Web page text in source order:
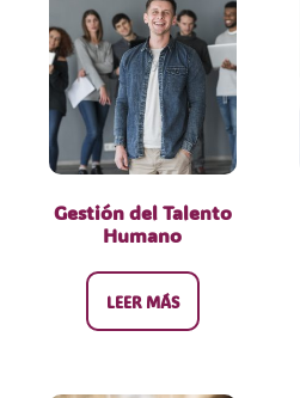
Gestión del Talento
Humano
LEER MÁS